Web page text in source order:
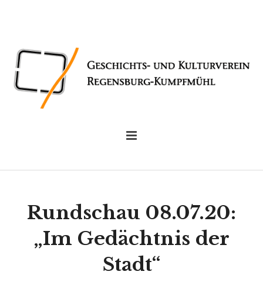
Rundschau 08.07.20:
„Im Gedächtnis der
Stadt“